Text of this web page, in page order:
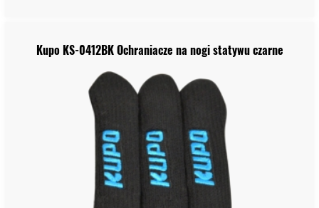
Kupo KS-0412BK Ochraniacze na nogi statywu czarne